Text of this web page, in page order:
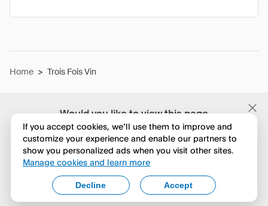
Would you like to view this page
in English?
No, continua a esplorare
Yes, change to English
Home > Trois Fois Vin
If you accept cookies, we’ll use them to improve and
customize your experience and enable our partners to
show you personalized ads when you visit other sites.
Manage cookies and learn more
Accept
Decline